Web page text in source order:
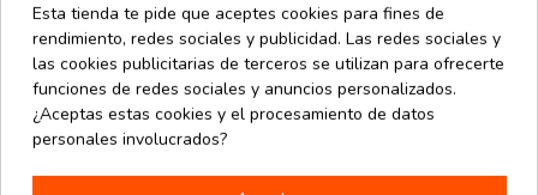
Se suministra enpaquetes de 25 unidades, una cantidad
práctica para la gestión diaria del stock. Una bolsa funcional,
resistente y preparada para acompañar el ritmo constante de
cualquier comercio.
Esta tienda te pide que aceptes cookies para fines de
rendimiento, redes sociales y publicidad. Las redes sociales y
las cookies publicitarias de terceros se utilizan para ofrecerte
funciones de redes sociales y anuncios personalizados.
¿Aceptas estas cookies y el procesamiento de datos
personales involucrados?